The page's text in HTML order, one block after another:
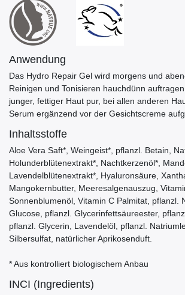
Anwendung
Das Hydro Repair Gel wird morgens und
Reinigen und Tonisieren hauchdünn
junger, fettiger Haut pur, bei allen anderen
Serum ergänzend vor der Gesichtscreme
Inhaltsstoffe
Aloe Vera Saft*, Weingeist*, pflanzl. Betain,
Holunderblütenextrakt*, Nachtkerzenöl*,
Lavendelblütenextrakt*, Hyaluronsäure,
Mangokernbutter, Meeresalgenauszug,
Sonnenblumenöl, Vitamin C Palmitat, pflanzl.
Glucose, pflanzl. Glycerinfettsäureester,
pflanzl. Glycerin, Lavendelöl, pflanzl.
Silbersulfat, natürlicher Aprikosenduft.
* Aus kontrolliert biologischem Anbau
INCI (Ingredients)